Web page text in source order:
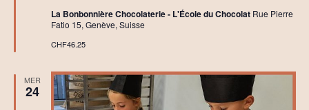
La Bonbonnière Chocolaterie - L'École du Chocolat Rue Pierre
Fatio 15, Genève, Suisse
CHF46.25
MER
24